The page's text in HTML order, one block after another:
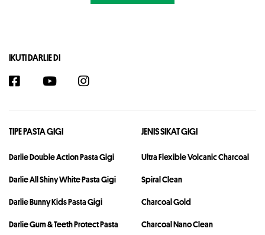
IKUTI DARLIE DI
TIPE PASTA GIGI
Darlie Double Action Pasta Gigi
Darlie All Shiny White Pasta Gigi
Darlie Bunny Kids Pasta Gigi
Darlie Gum & Teeth Protect Pasta
JENIS SIKAT GIGI
Ultra Flexible Volcanic Charcoal
Spiral Clean
Charcoal Gold
Charcoal Nano Clean